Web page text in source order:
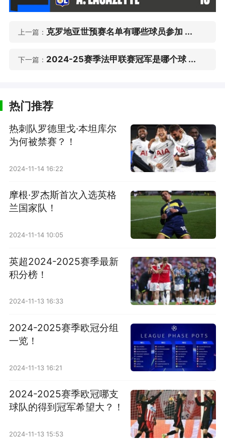
上一篇： 克罗地亚世预赛名单有哪些球员参加 ...
下一篇： 2024-25赛季法甲联赛冠军是哪个球 ...
热门推荐
热刺队罗德里戈·本坦库尔
为何被禁赛？！
2024-11-14 16:22
摩根·罗杰斯首次入选英格
兰国家队！
2024-11-14 10:05
英超2024-2025赛季最新
积分榜！
2024-11-13 16:33
2024-2025赛季欧冠分组
一览！
2024-11-13 16:21
2024-2025赛季欧冠哪支
球队的得到冠军希望大？！
2024-11-13 15:53